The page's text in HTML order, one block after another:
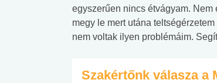
egyszerűen nincs étvágyam.
megy le mert utána
nem voltak ilyen problémáim.
Szakértőnk válasza a